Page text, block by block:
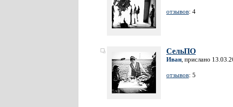
отзывов: 4
СельПО
Иван, прислано
отзывов: 5